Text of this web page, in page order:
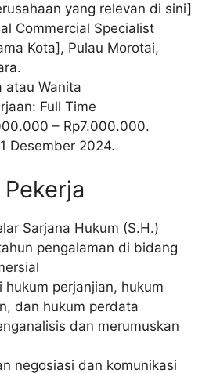
yang relevan di sini]
Commercial Specialist
Kota], Pulau Morotai,
atau Wanita
Full Time
– Rp7.000.000.
Desember 2024.
Sarjana Hukum (S.H.)
pengalaman di bidang
hukum perjanjian, hukum
dan hukum perdata
dan merumuskan
negosiasi dan komunikasi